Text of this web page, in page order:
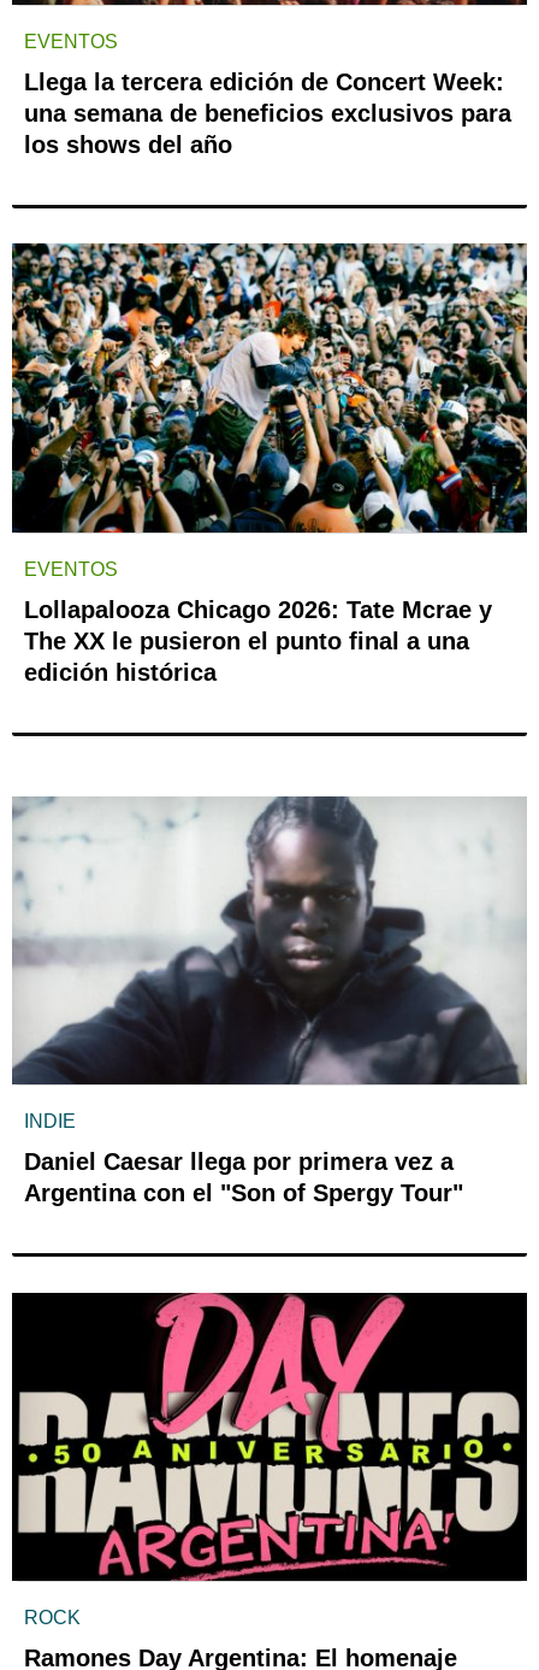
EVENTOS
Llega la tercera edición de Concert Week:
una semana de beneficios exclusivos para
los shows del año
EVENTOS
Lollapalooza Chicago 2026: Tate Mcrae y
The XX le pusieron el punto final a una
edición histórica
INDIE
Daniel Caesar llega por primera vez a
Argentina con el "Son of Spergy Tour"
ROCK
Ramones Day Argentina: El homenaje